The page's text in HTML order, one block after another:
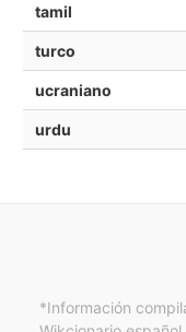
tamil
turco
ucraniano
urdu
*Información